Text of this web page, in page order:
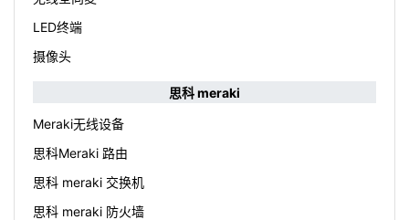
LED终端
摄像头
思科 meraki
Meraki无线设备
思科Meraki 路由
思科 meraki 交换机
思科 meraki 防火墙